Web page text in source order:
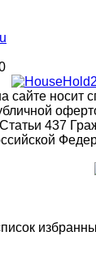
сайте носит
437